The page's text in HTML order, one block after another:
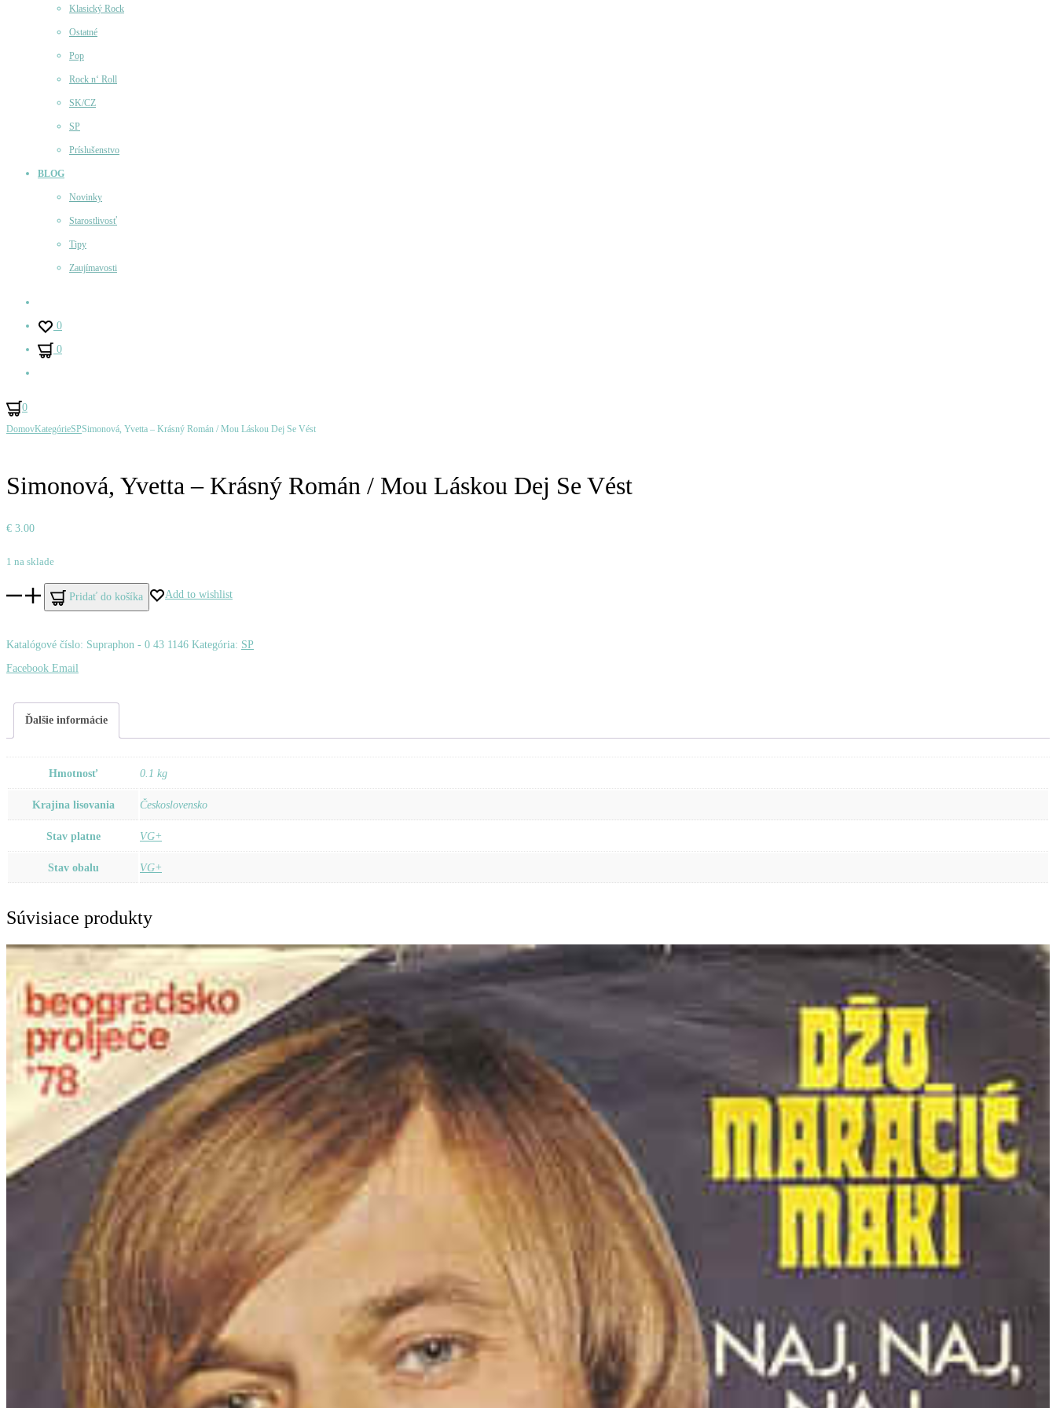
Klasický Rock
Ostatné
Pop
Rock n‘ Roll
SK/CZ
SP
Príslušenstvo
BLOG
Novinky
Starostlivosť
Tipy
Zaujímavosti
0
0
0
Ovládanie
Slováček,
–
/
Semelka,
–
Mi
Vina
DomovKategórieSPSimonová, Yvetta – Krásný Román / Mou Láskou Dej Se Vést
Simonová, Yvetta – Krásný Román / Mou Láskou Dej Se Vést
€ 3.00
1 na sklade
množstvo
Yvetta
–
Román
/
Mou
Vést
Pridať do košíka Add to wishlist
Katalógové číslo: Supraphon - 0 43 1146 Kategória: SP
Zdieľať
Facebook Email
Ďalšie informácie
Hmotnosť 0.1 kg
Krajina lisovania Československo
Stav platne VG+
Stav obalu VG+
Súvisiace produkty